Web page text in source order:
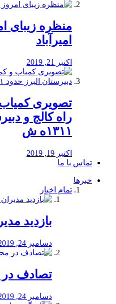
منظره‌‌ زیبای
امیرآباد
اکتبر 21, 2019
️تصویری کمیاب
راه كالج و
۱۳۱۱ه ش
اکتبر 19, 2019
تماس با ما
خبرها
تمام اخبار
بازدید
دسامبر 24, 2019
تصادف در
دسامبر 24, 2019